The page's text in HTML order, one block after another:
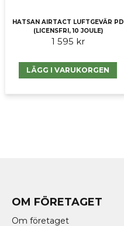
HATSAN AIRTACT LUFTGEVÄR PD
(LICENSFRI, 10 JOULE)
1 595 kr
LÄGG I VARUKORGEN
OM FÖRETAGET
Om företaget